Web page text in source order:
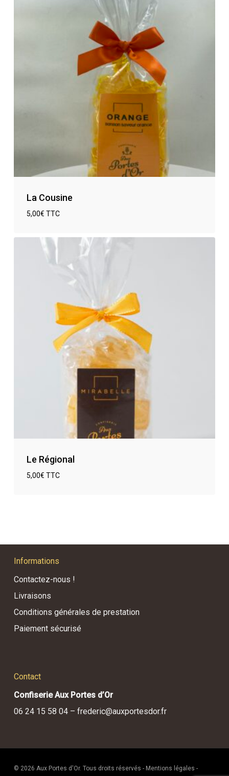
La Cousine
5,00€ TTC
Le Régional
5,00€ TTC
Informations
Contactez-nous !
Livraisons
Conditions générales de prestation
Paiement sécurisé
Contact
Confiserie Aux Portes d’Or
06 24 15 58 04 – frederic@auxportesdor.fr
© 2026 Aux Portes d'Or. Tous droits réservés - Mentions légales -